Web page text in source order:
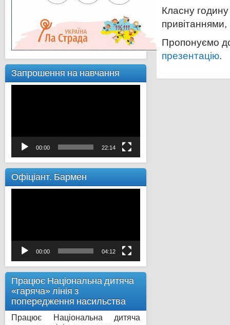
Запрошення на навчання
00:00 22:14
Офіціант. Бармен
00:00 04:12
Працює Національна дитяча
«гаряча» лінія з
попередження насильства
Працює Національна дитяча
Класну годину
привітаннями,
Пропонуємо
презентацію.